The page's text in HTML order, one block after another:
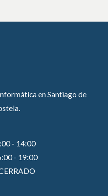
en Santiago de
- 14:00
- 19:00